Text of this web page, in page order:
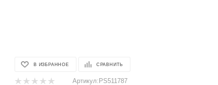
В ИЗБРАННОЕ СРАВНИТЬ
Артикул: PS511787